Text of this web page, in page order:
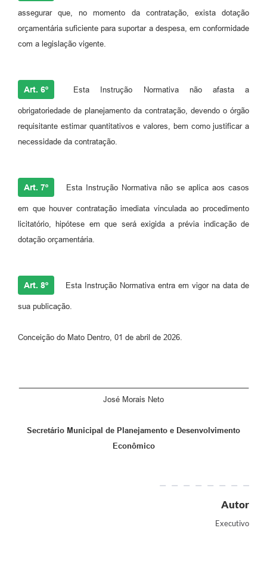
assegurar que, no momento da contratação, exista dotação
orçamentária suficiente para suportar a despesa, em conformidade
com a legislação vigente.
Art. 6º Esta Instrução Normativa não afasta a
obrigatoriedade de planejamento da contratação, devendo o órgão
requisitante estimar quantitativos e valores, bem como justificar a
necessidade da contratação.
Art. 7º Esta Instrução Normativa não se aplica aos casos
em que houver contratação imediata vinculada ao procedimento
licitatório, hipótese em que será exigida a prévia indicação de
dotação orçamentária.
Art. 8º Esta Instrução Normativa entra em vigor na data de
sua publicação.
Conceição do Mato Dentro, 01 de abril de 2026.
José Morais Neto
Secretário Municipal de Planejamento e Desenvolvimento
Econômico
Autor
Executivo